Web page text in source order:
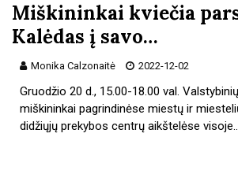
Miškininkai kviečia
Kalėdas į savo…
Monika Calzonaitė 2022-12-02
Gruodžio 20 d., 15.00-18.00 val.
miškininkai pagrindinėse miestų ir
didžiųjų prekybos centrų aikštelėse